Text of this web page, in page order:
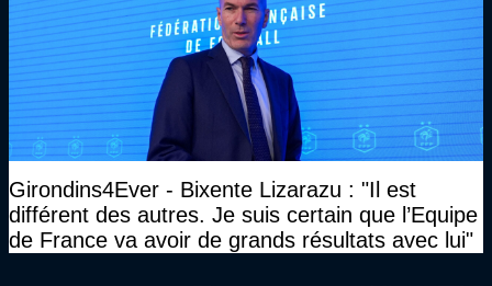
Girondins4Ever - Bixente Lizarazu : "Il est
différent des autres. Je suis certain que l’Equipe
de France va avoir de grands résultats avec lui"